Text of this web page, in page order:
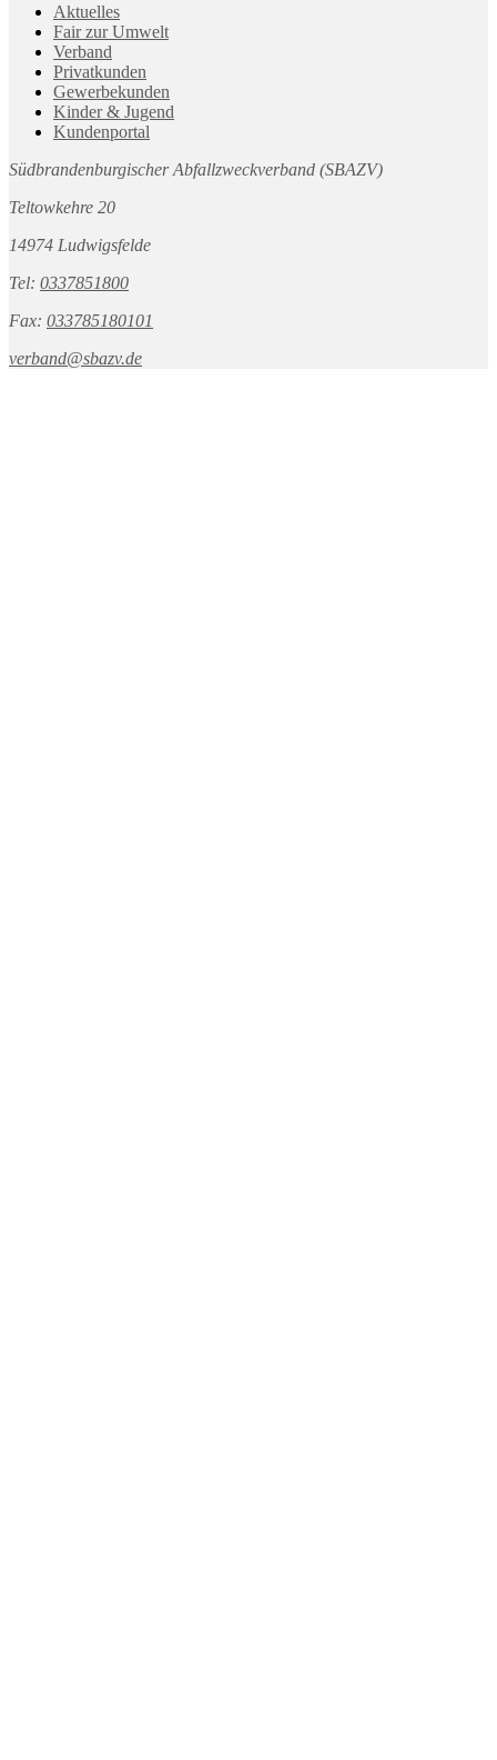
Aktuelles
Fair zur Umwelt
Verband
Privatkunden
Gewerbekunden
Kinder & Jugend
Kundenportal
Südbrandenburgischer Abfallzweckverband (SBAZV)
Teltowkehre 20
14974 Ludwigsfelde
Tel: 0337851800
Fax: 033785180101
verband@sbazv.de